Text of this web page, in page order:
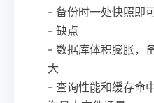
- 备份时一处快照即
- 缺点
- 数据库体积膨胀，
大
- 查询性能和缓存命